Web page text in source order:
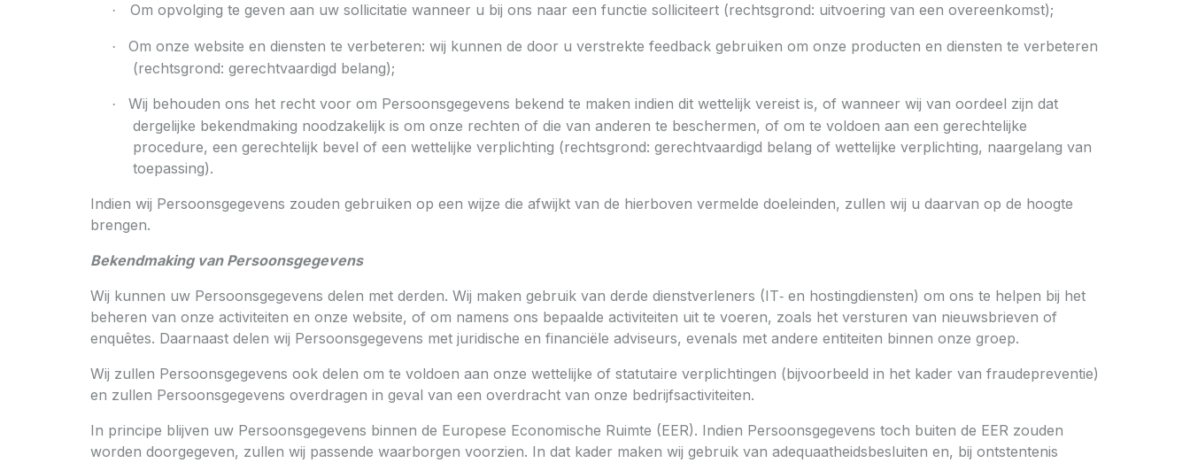
· Om opvolging te geven aan uw sollicitatie wanneer u bij ons naar een functie solliciteert (rechtsgrond: uitvoering van een overeenkomst);
·
Om onze website en diensten te verbeteren: wij kunnen de door u verstrekte feedback gebruiken om onze producten en diensten te verbeteren
(rechtsgrond: gerechtvaardigd belang);
·
Wij behouden ons het recht voor om Persoonsgegevens bekend te maken indien dit wettelijk vereist is, of wanneer wij van oordeel zijn dat
dergelijke bekendmaking noodzakelijk is om onze rechten of die van anderen te beschermen, of om te voldoen aan een gerechtelijke
procedure, een gerechtelijk bevel of een wettelijke verplichting (rechtsgrond: gerechtvaardigd belang of wettelijke verplichting, naargelang van
toepassing).
Indien wij Persoonsgegevens zouden gebruiken op een wijze die afwijkt van de hierboven vermelde doeleinden, zullen wij u daarvan op de hoogte
brengen.
Bekendmaking van Persoonsgegevens
Wij kunnen uw Persoonsgegevens delen met derden. Wij maken gebruik van derde dienstverleners (IT‑ en hostingdiensten) om ons te helpen bij het
beheren van onze activiteiten en onze website, of om namens ons bepaalde activiteiten uit te voeren, zoals het versturen van nieuwsbrieven of
enquêtes. Daarnaast delen wij Persoonsgegevens met juridische en financiële adviseurs, evenals met andere entiteiten binnen onze groep.
Wij zullen Persoonsgegevens ook delen om te voldoen aan onze wettelijke of statutaire verplichtingen (bijvoorbeeld in het kader van fraudepreventie)
en zullen Persoonsgegevens overdragen in geval van een overdracht van onze bedrijfsactiviteiten.
In principe blijven uw Persoonsgegevens binnen de Europese Economische Ruimte (EER). Indien Persoonsgegevens toch buiten de EER zouden
worden doorgegeven, zullen wij passende waarborgen voorzien. In dat kader maken wij gebruik van adequaatheidsbesluiten en, bij ontstentenis